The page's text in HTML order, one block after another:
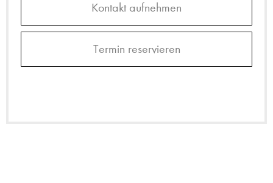
Kontakt aufnehmen
Termin reservieren